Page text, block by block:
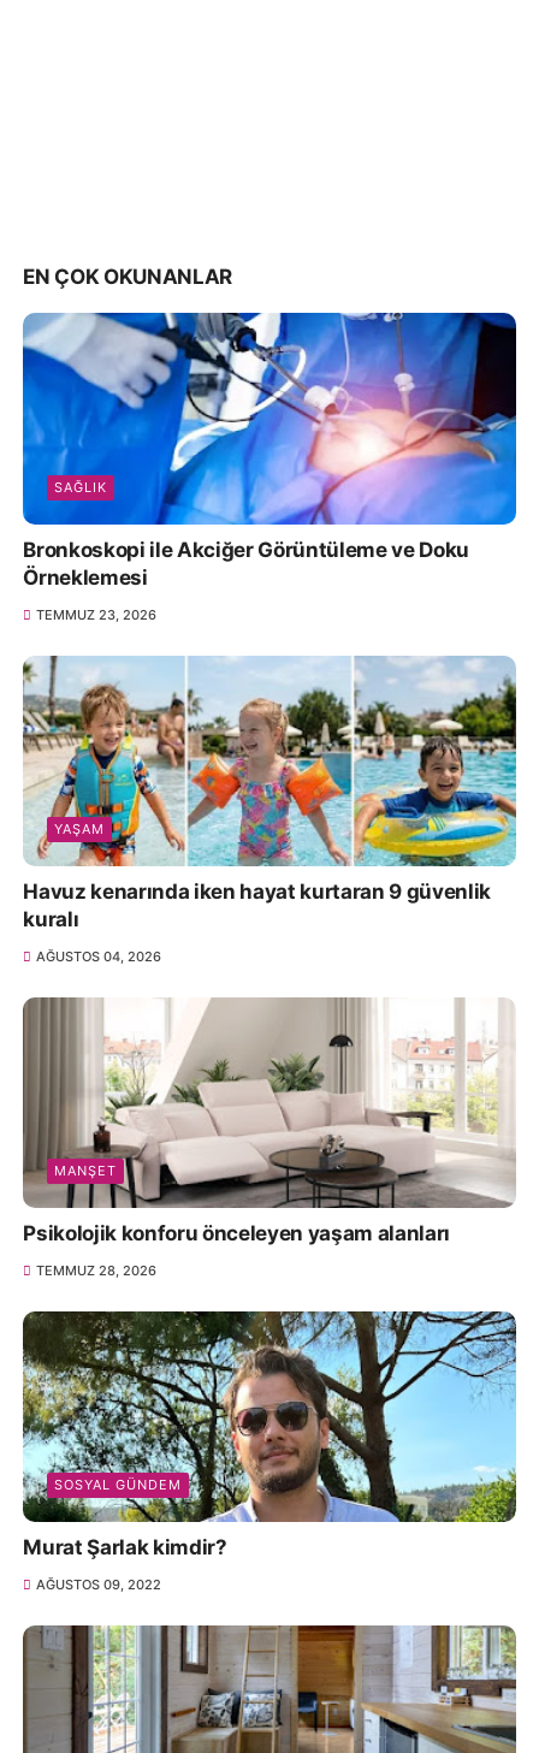
EN ÇOK OKUNANLAR
SAĞLIK
Bronkoskopi ile Akciğer Görüntüleme ve Doku
Örneklemesi
TEMMUZ 23, 2026
YAŞAM
Havuz kenarında iken hayat kurtaran 9 güvenlik
kuralı
AĞUSTOS 04, 2026
MANŞET
Psikolojik konforu önceleyen yaşam alanları
TEMMUZ 28, 2026
SOSYAL GÜNDEM
Murat Şarlak kimdir?
AĞUSTOS 09, 2022